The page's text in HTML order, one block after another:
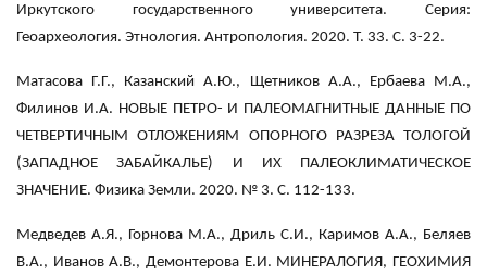
Иркутского государственного университета. Серия:
Геоархеология. Этнология. Антропология. 2020. Т. 33. С. 3-22.
Матасова Г.Г., Казанский А.Ю., Щетников А.А., Ербаева М.А.,
Филинов И.А. НОВЫЕ ПЕТРО- И ПАЛЕОМАГНИТНЫЕ ДАННЫЕ ПО
ЧЕТВЕРТИЧНЫМ ОТЛОЖЕНИЯМ ОПОРНОГО РАЗРЕЗА ТОЛОГОЙ
(ЗАПАДНОЕ ЗАБАЙКАЛЬЕ) И ИХ ПАЛЕОКЛИМАТИЧЕСКОЕ
ЗНАЧЕНИЕ. Физика Земли. 2020. № 3. С. 112-133.
Медведев А.Я., Горнова М.А., Дриль С.И., Каримов А.А., Беляев
В.А., Иванов А.В., Демонтерова Е.И. МИНЕРАЛОГИЯ, ГЕОХИМИЯ